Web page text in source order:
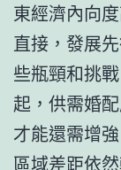
東經濟內向
直接，發展
些瓶頸和挑
起，供需婚
才能還需增
區域差距依